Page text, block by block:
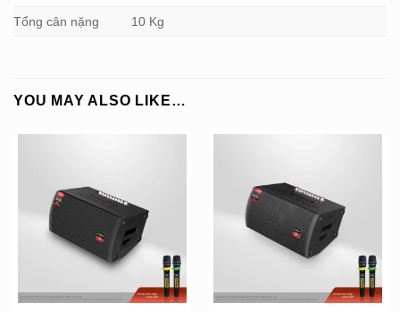
Tổng cân nặng 10 Kg
YOU MAY ALSO LIKE…